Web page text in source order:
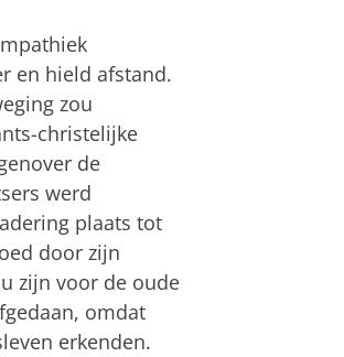
en hield afstand.
zou
christelijke
de
werd
plaats tot
door zijn
zijn voor de oude
omdat
erkenden.